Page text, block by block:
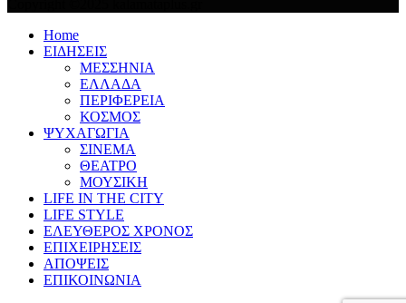
Home
ΕΙΔΗΣΕΙΣ
ΜΕΣΣΗΝΙΑ
ΕΛΛΑΔΑ
ΠΕΡΙΦΕΡΕΙΑ
ΚΟΣΜΟΣ
ΨΥΧΑΓΩΓΙΑ
ΣΙΝΕΜΑ
ΘΕΑΤΡΟ
ΜΟΥΣΙΚΗ
LIFE IN THE CITY
LIFE STYLE
ΕΛΕΥΘΕΡΟΣ ΧΡΟΝΟΣ
ΕΠΙΧΕΙΡΗΣΕΙΣ
ΑΠΟΨΕΙΣ
ΕΠΙΚΟΙΝΩΝΙΑ